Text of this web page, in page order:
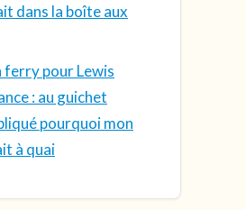
dans la boîte aux
ferry pour Lewis
: au guichet
pourquoi mon
à quai